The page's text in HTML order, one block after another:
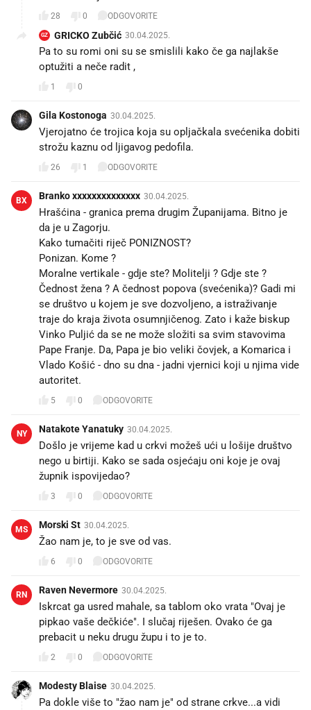
28 0 ODGOVORITE
GZ GRICKO Zubčić 30.04.2025.
Pa to su romi oni su se smislili kako če ga najlakše
optužiti a neče radit ,
1 0
Gila Kostonoga 30.04.2025.
Vjerojatno će trojica koja su opljačkala svećenika dobiti
strožu kaznu od ljigavog pedofila.
26 1 ODGOVORITE
BX Branko xxxxxxxxxxxxxx 30.04.2025.
Hrašćina - granica prema drugim Županijama. Bitno je
da je u Zagorju.
Kako tumačiti riječ PONIZNOST?
Ponizan. Kome ?
Moralne vertikale - gdje ste? Molitelji ? Gdje ste ?
Čednost žena ? A čednost popova (svećenika)? Gadi mi
se društvo u kojem je sve dozvoljeno, a istraživanje
traje do kraja života osumnjičenog. Zato i kaže biskup
Vinko Puljić da se ne može složiti sa svim stavovima
Pape Franje. Da, Papa je bio veliki čovjek, a Komarica i
Vlado Košić - dno su dna - jadni vjernici koji u njima vide
autoritet.
5 0 ODGOVORITE
NY Natakote Yanatuky 30.04.2025.
Došlo je vrijeme kad u crkvi možeš ući u lošije društvo
nego u birtiji. Kako se sada osjećaju oni koje je ovaj
župnik ispovijedao?
3 0 ODGOVORITE
MS Morski St 30.04.2025.
Žao nam je, to je sve od vas.
6 0 ODGOVORITE
RN Raven Nevermore 30.04.2025.
Iskrcat ga usred mahale, sa tablom oko vrata "Ovaj je
pipkao vaše dečkiće". I slučaj riješen. Ovako će ga
prebacit u neku drugu župu i to je to.
2 0 ODGOVORITE
Modesty Blaise 30.04.2025.
Pa dokle više to "žao nam je" od strane crkve...a vidi